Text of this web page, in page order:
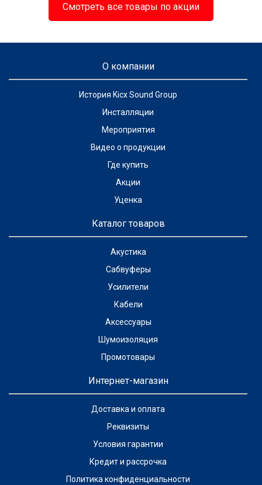
Смотреть все товары по акции
О компании
История Kicx Sound Group
Инсталляции
Мероприятия
Видео о продукции
Где купить
Акции
Уценка
Каталог товаров
Акустика
Сабвуферы
Усилители
Кабели
Аксессуары
Шумоизоляция
Промотовары
Интернет-магазин
Доставка и оплата
Реквизиты
Условия гарантии
Кредит и рассрочка
Политика конфиденциальности